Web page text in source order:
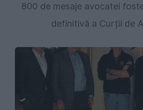
800 de mesaje avocatei
definitivă a Curții de